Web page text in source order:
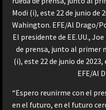
El presidente de EE.UU.,
de prensa, junto al primer
(i), este 22 de junio de
EFE/Al
“Espero reunirme con el
en el futuro, en el futuro